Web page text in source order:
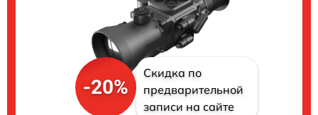
-20%
Скидка по
предварительной
записи на сайте